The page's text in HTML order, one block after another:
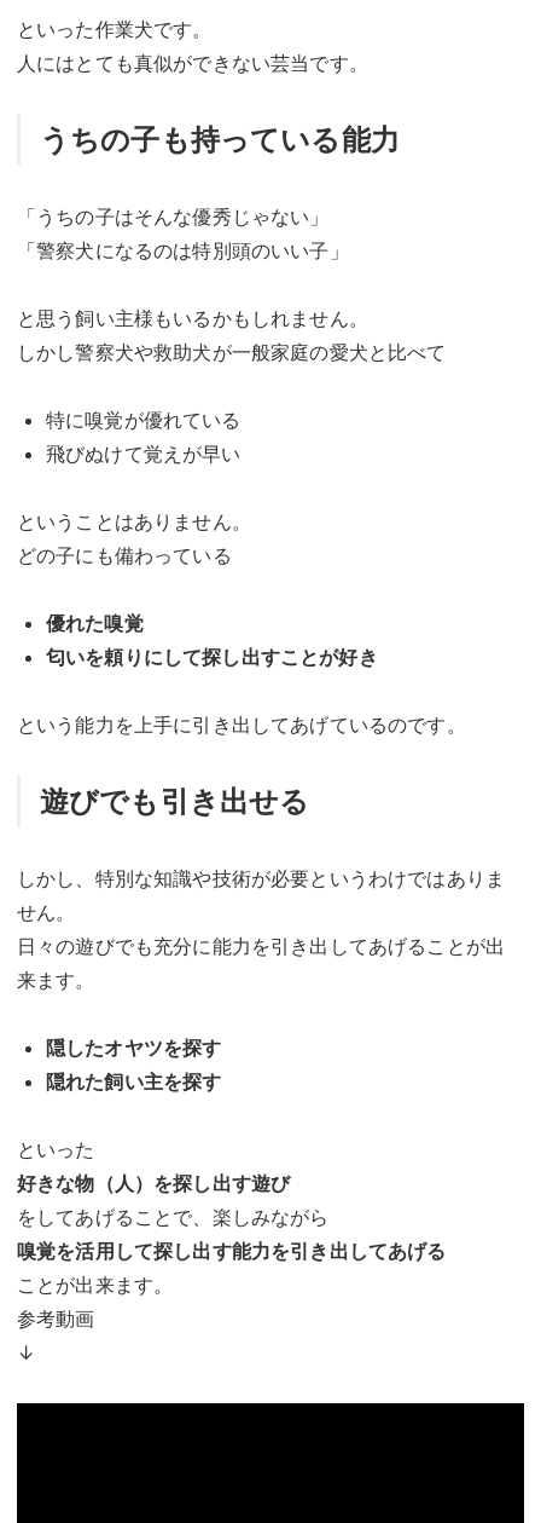
といった作業犬です。
人にはとても真似ができない芸当です。
うちの子も持っている能力
「うちの子はそんな優秀じゃない」
「警察犬になるのは特別頭のいい子」
と思う飼い主様もいるかもしれません。
しかし警察犬や救助犬が一般家庭の愛犬と比べて
特に嗅覚が優れている
飛びぬけて覚えが早い
ということはありません。
どの子にも備わっている
優れた嗅覚
匂いを頼りにして探し出すことが好き
という能力を上手に引き出してあげているのです。
遊びでも引き出せる
しかし、特別な知識や技術が必要というわけではありま
せん。
日々の遊びでも充分に能力を引き出してあげることが出
来ます。
隠したオヤツを探す
隠れた飼い主を探す
といった
好きな物（人）を探し出す遊び
をしてあげることで、楽しみながら
嗅覚を活用して探し出す能力を引き出してあげる
ことが出来ます。
参考動画
↓